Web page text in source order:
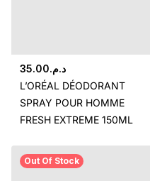
د.م.35.00
L’ORÉAL DÉODORANT
SPRAY POUR HOMME
FRESH EXTREME 150ML
Out Of Stock